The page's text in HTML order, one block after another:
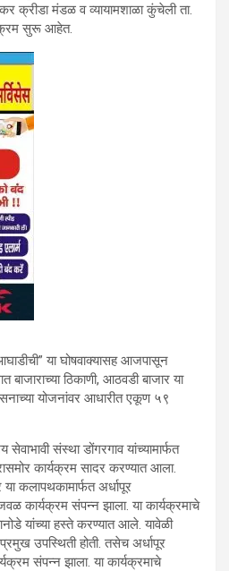
क्रीडा मंडळ व व्यायामशाळा कुंचेली ता.
सुरू आहेत.
या घोषवाक्यासह आजपासून
बाजाराच्या ठिकाणी, आठवडी बाजार या
योजनांवर आधारीत एकूण ५९
संस्था डोंगरगाव यांच्यामार्फत
कार्यक्रम सादर करण्यात आला.
कलापथकामार्फत अर्धापूर
कार्यक्रम संपन्न झाला. या कार्यक्रमाचे
यांच्या हस्ते करण्यात आले. यावेळी
उपस्थिती होती. तसेच अर्धापूर
संपन्न झाला. या कार्यक्रमाचे